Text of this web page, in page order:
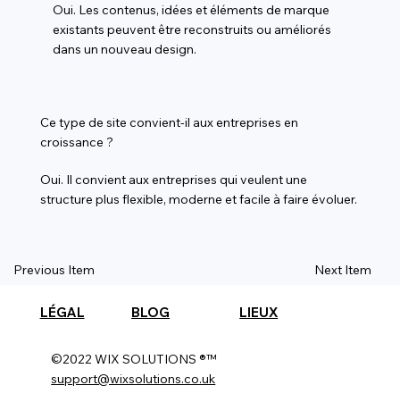
Oui. Les contenus, idées et éléments de marque
existants peuvent être reconstruits ou améliorés
dans un nouveau design.
Ce type de site convient-il aux entreprises en
croissance ?
Oui. Il convient aux entreprises qui veulent une
structure plus flexible, moderne et facile à faire évoluer.
Previous Item Next Item
LÉGAL BLOG LIEUX
©2022 WIX SOLUTIONS ®™
support@wixsolutions.co.uk